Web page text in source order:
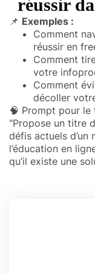
réussir
📌 Exemples :
Comment
réussir en
Comment
votre
Comment
décoller
🧠 Prompt pour
"Propose un titre
défis actuels
l’éducation en
qu’il existe une